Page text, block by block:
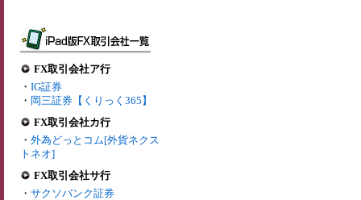
FX取引会社ア行
・ IG証券
・ 岡三証券【くりっく365】
FX取引会社カ行
・ 外為どっとコム[外貨ネクス
トネオ]
FX取引会社サ行
・ サクソバンク証券